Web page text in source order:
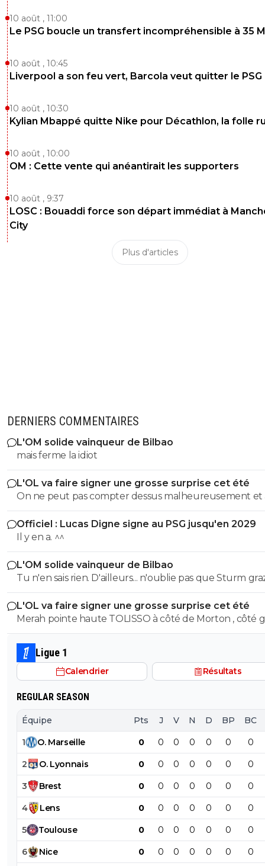
10 août , 11:00
Le PSG boucle un transfert incompréhensible à 35
10 août , 10:45
Liverpool a son feu vert, Barcola veut quitter le PSG
10 août , 10:30
Kylian Mbappé quitte Nike pour Décathlon, la folle
10 août , 10:00
OM : Cette vente qui anéantirait les supporters
10 août , 9:37
LOSC : Bouaddi force son départ immédiat à
City
Plus d'articles
DERNIERS COMMENTAIRES
L'OM solide vainqueur de Bilbao
mais ferme la idiot
L'OL va faire signer une grosse surprise cet été
On ne peut pas compter dessus malheureusement et
son prêt ça a permis de prendre le latéral droit suisse.
Officiel : Lucas Digne signe au PSG jusqu'en 2029
Il y en a. ^^
L'OM solide vainqueur de Bilbao
Tu n'en sais rien. D'ailleurs... n'oublie pas que Sturm graz...
peut tout à fair renverser la vapeur et éliminer le
L'OL va faire signer une grosse surprise cet été
Merah pointe haute TOLISSO à côté de Morton , côté
mais pouvant aussi se projeter devant et accompagner
Merah et/ou Fofana
Ligue 1
Calendrier Résultats
REGULAR SEASON
Équipe Pts J V N D BP BC
1 O. Marseille 0 0 0 0 0 0 0
2 O. Lyonnais 0 0 0 0 0 0 0
3 Brest 0 0 0 0 0 0 0
4 Lens 0 0 0 0 0 0 0
5 Toulouse 0 0 0 0 0 0 0
6 Nice 0 0 0 0 0 0 0